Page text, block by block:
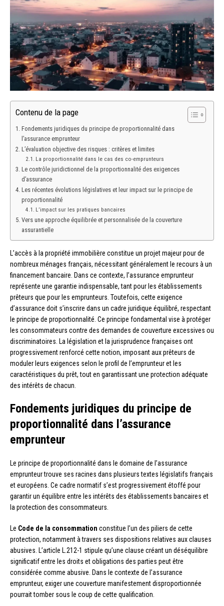
Contenu de la page
Fondements juridiques du principe de proportionnalité dans
l’assurance emprunteur
L’évaluation objective des risques : critères et limites
La proportionnalité dans le cas des co-emprunteurs
Le contrôle juridictionnel de la proportionnalité des exigences
d’assurance
Les récentes évolutions législatives et leur impact sur le principe de
proportionnalité
L’impact sur les pratiques bancaires
Vers une approche équilibrée et personnalisée de la couverture
assurantielle
L’accès à la propriété immobilière constitue un projet majeur pour de
nombreux ménages français, nécessitant généralement le recours à un
financement bancaire. Dans ce contexte, l’assurance emprunteur
représente une garantie indispensable, tant pour les établissements
prêteurs que pour les emprunteurs. Toutefois, cette exigence
d’assurance doit s’inscrire dans un cadre juridique équilibré, respectant
le principe de proportionnalité. Ce principe fondamental vise à protéger
les consommateurs contre des demandes de couverture excessives ou
discriminatoires. La législation et la jurisprudence françaises ont
progressivement renforcé cette notion, imposant aux prêteurs de
moduler leurs exigences selon le profil de l’emprunteur et les
caractéristiques du prêt, tout en garantissant une protection adéquate
des intérêts de chacun.
Fondements juridiques du principe de
proportionnalité dans l’assurance
emprunteur
Le principe de proportionnalité dans le domaine de l’assurance
emprunteur trouve ses racines dans plusieurs textes législatifs français
et européens. Ce cadre normatif s’est progressivement étoffé pour
garantir un équilibre entre les intérêts des établissements bancaires et
la protection des consommateurs.
Le Code de la consommation constitue l’un des piliers de cette
protection, notamment à travers ses dispositions relatives aux clauses
abusives. L’article L.212-1 stipule qu’une clause créant un déséquilibre
significatif entre les droits et obligations des parties peut être
considérée comme abusive. Dans le contexte de l’assurance
emprunteur, exiger une couverture manifestement disproportionnée
pourrait tomber sous le coup de cette qualification.